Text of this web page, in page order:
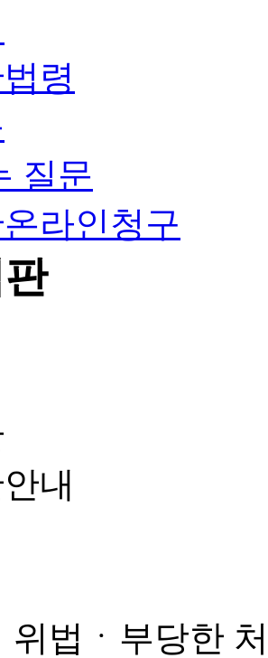
령
질문
라인청구
내
위법ㆍ부당한